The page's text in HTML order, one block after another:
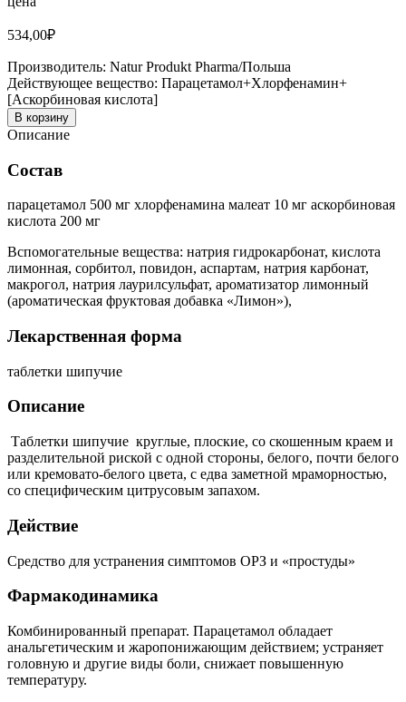
534,00₽
Производитель: Natur Produkt Pharma/Польша
Действующее вещество: Парацетамол+Хлорфенамин+
[Аскорбиновая кислота]
В корзину
Описание
Состав
парацетамол 500 мг хлорфенамина малеат 10 мг аскорбиновая
кислота 200 мг
Вспомогательные вещества: натрия гидрокарбонат, кислота
лимонная, сорбитол, повидон, аспартам, натрия карбонат,
макрогол, натрия лаурилсульфат, ароматизатор лимонный
(ароматическая фруктовая добавка «Лимон»),
Лекарственная форма
таблетки шипучие
Описание
Таблетки шипучие круглые, плоские, со скошенным краем и
разделительной риской с одной стороны, белого, почти белого
или кремовато-белого цвета, с едва заметной мраморностью,
со специфическим цитрусовым запахом.
Действие
Средство для устранения симптомов ОРЗ и «простуды»
Фармакодинамика
Комбинированный препарат. Парацетамол обладает
анальгетическим и жаропонижающим действием; устраняет
головную и другие виды боли, снижает повышенную
температуру.